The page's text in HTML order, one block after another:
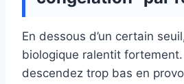
En dessous d’un certain
biologique ralentit
descendez trop bas en